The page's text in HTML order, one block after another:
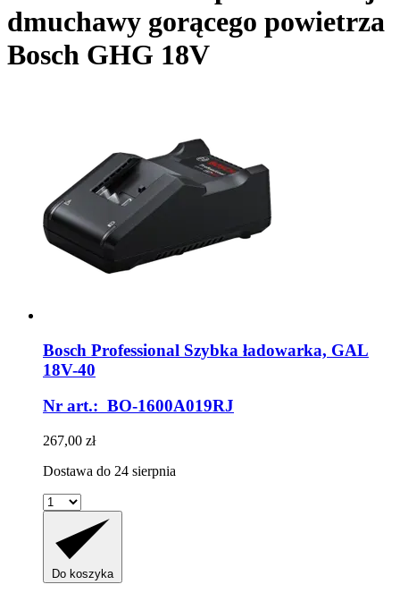
dmuchawy gorącego powietrza
Bosch GHG 18V
Bosch Professional Szybka ładowarka, GAL
18V-​40
Nr art.: BO-1600A019RJ
267,00 zł
Dostawa do 24 sierpnia
Do koszyka